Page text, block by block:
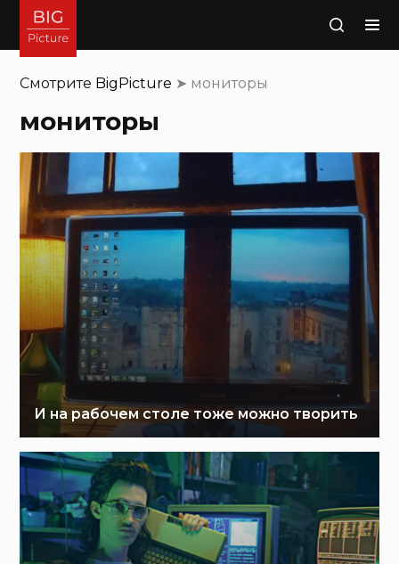
Поиск
Смотрите BigPicture ➤ мониторы
мониторы
И на рабочем столе тоже можно творить